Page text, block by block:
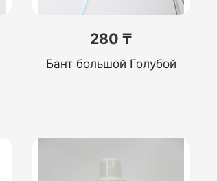
280 ₸
Бант большой Голубой